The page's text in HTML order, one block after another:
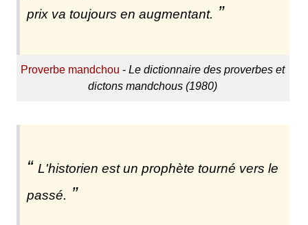
prix va toujours en augmentant.
Proverbe mandchou -Le dictionnaire des proverbes et
dictons mandchous (1980)
L'historien est un prophète tourné vers le
passé.